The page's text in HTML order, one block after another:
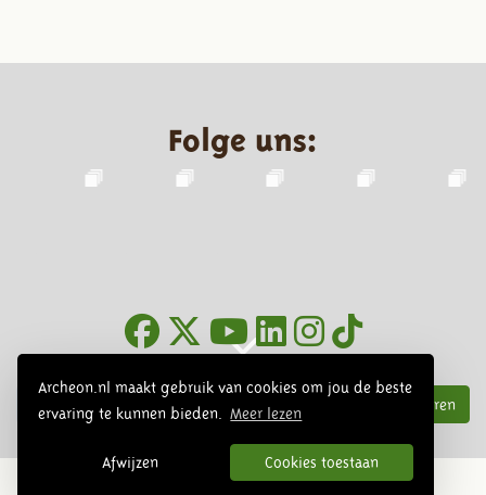
Archeon.nl maakt gebruik van cookies om jou de beste
ervaring te kunnen bieden.
Meer lezen
Afwijzen Cookies toestaan
Folge uns:
Abonnieren